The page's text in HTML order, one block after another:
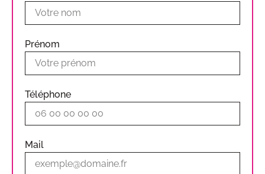
Prénom
Téléphone
Mail